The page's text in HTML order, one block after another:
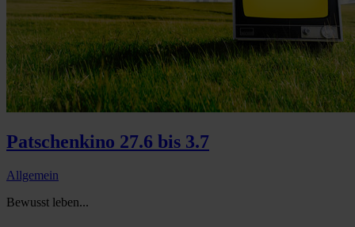
Patschenkino 27.6 bis 3.7
Allgemein
Bewusst leben...